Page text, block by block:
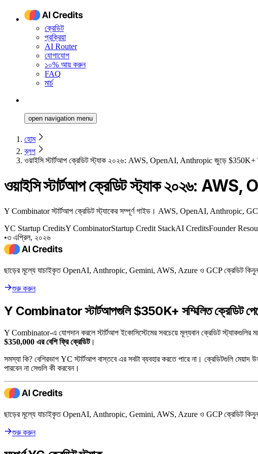
ক্রেডিট
প্রক্রিয়া
AI Router
যোগাযোগ
১০% আয় করুন
FAQ
মার্চ
open navigation menu
হোম
ব্লগ
ওয়াইসি স্টার্টআপ ক্রেডিট স্ট্যাক ২০২৬: AWS, OpenAI, Anthropic জুড়ে $350K+
ওয়াইসি স্টার্টআপ ক্রেডিট স্ট্যাক ২০২৬:
Y Combinator স্টার্টআপ ক্রেডিট স্ট্যাকের সম্পূর্ণ গাইড। AWS, OpenAI, Anthropic,
YC Startup CreditsY CombinatorStartup Credit StackAI CreditsFounder
•৩ এপ্রিল, ২০২৬
ছাড়ের মূল্যে যাচাইকৃত OpenAI, Anthropic, Gemini, AWS, Azure ও GCP ক্রেডিট
শুরু করুন
Y Combinator স্টার্টআপগুলি $350K+ সম্মিলিত ক্রেডিট
Y Combinator-এ যোগদান করলে স্টার্টআপ ইকোসিস্টেমের সবচেয়ে মূল্যবান ক্রেডিট
$350,000 এর বেশি ফ্রি ক্রেডিট।
সমস্যা কি? বেশিরভাগ YC স্টার্টআপ বাস্তবে এর সবটা ব্যবহার করতে পারে না। ক্রেডিটগুলি
পারবেন না সেগুলি কী করবেন।
ছাড়ের মূল্যে যাচাইকৃত OpenAI, Anthropic, Gemini, AWS, Azure ও GCP ক্রেডিট
শুরু করুন